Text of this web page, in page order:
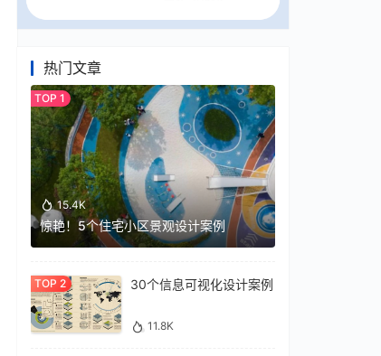
热门文章
15.4K
惊艳！5个住宅小区景观设计案例
30个信息可视化设计案例
11.8K